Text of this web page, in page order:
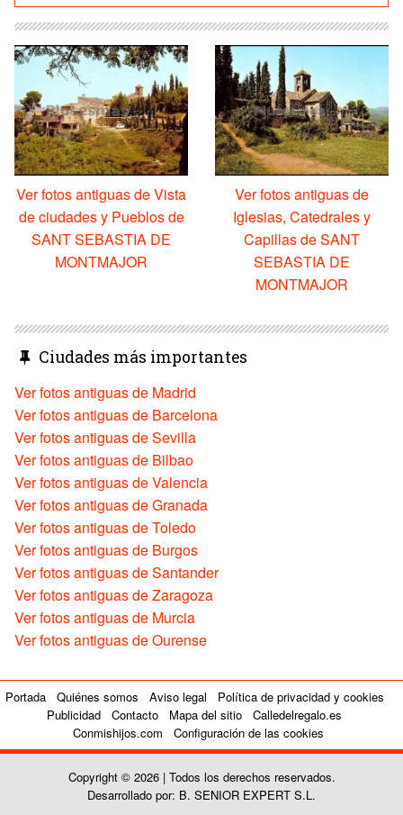
Ver fotos antiguas de Vista
de ciudades y Pueblos de
SANT SEBASTIA DE
MONTMAJOR
Ver fotos antiguas de
Iglesias, Catedrales y
Capillas de SANT
SEBASTIA DE
MONTMAJOR
Ciudades más importantes
Ver fotos antiguas de Madrid
Ver fotos antiguas de Barcelona
Ver fotos antiguas de Sevilla
Ver fotos antiguas de Bilbao
Ver fotos antiguas de Valencia
Ver fotos antiguas de Granada
Ver fotos antiguas de Toledo
Ver fotos antiguas de Burgos
Ver fotos antiguas de Santander
Ver fotos antiguas de Zaragoza
Ver fotos antiguas de Murcia
Ver fotos antiguas de Ourense
Portada Quiénes somos Aviso legal
Política de privacidad y cookies
Publicidad
Contacto Mapa del sitio
Calledelregalo.es
Conmishijos.com
Configuración de las cookies
Copyright © 2026 | Todos los derechos reservados.
Desarrollado por: B. SENIOR EXPERT S.L.